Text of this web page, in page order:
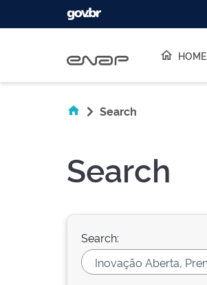
HOME
Search
Search
Search: